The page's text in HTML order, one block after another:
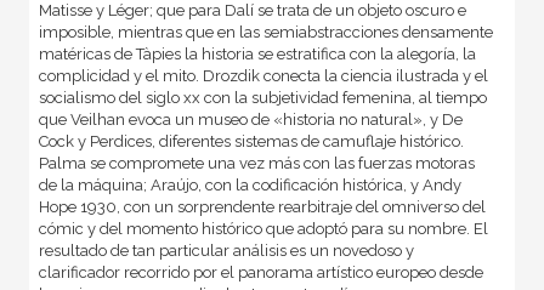
Matisse y Léger; que para Dalí se trata de un objeto oscuro e
imposible, mientras que en las semiabstracciones densamente
matéricas de Tàpies la historia se estratifica con la alegoría, la
complicidad y el mito. Drozdik conecta la ciencia ilustrada y el
socialismo del siglo xx con la subjetividad femenina, al tiempo
que Veilhan evoca un museo de «historia no natural», y De
Cock y Perdices, diferentes sistemas de camuflaje histórico.
Palma se compromete una vez más con las fuerzas motoras
de la máquina; Araújo, con la codificación histórica, y Andy
Hope 1930, con un sorprendente rearbitraje del omniverso del
cómic y del momento histórico que adoptó para su nombre. El
resultado de tan particular análisis es un novedoso y
clarificador recorrido por el panorama artístico europeo desde